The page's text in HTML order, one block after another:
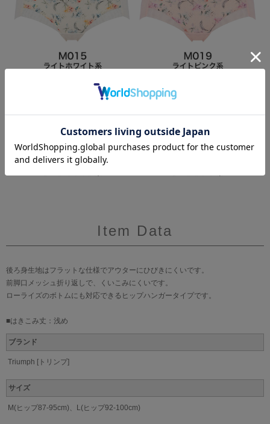
Item Data
後ろ身生地はフラットな仕様でアウターにひびきにくいです。
前脚口メッシュ折り返しで、くいこみにくいです。
ローライズのボトムにも対応できるヒップハンガータイプです。
■はきこみ丈：浅め
ブランド
Triumph [トリンプ]
サイズ
M(ヒップ87-95cm)、L(ヒップ92-100cm)